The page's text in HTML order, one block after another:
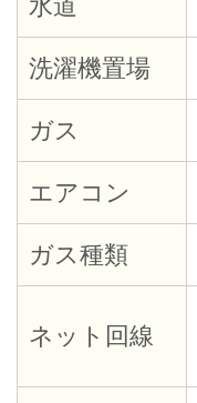
水道
洗濯機置場
ガス
エアコン
ガス種類
ネット回線